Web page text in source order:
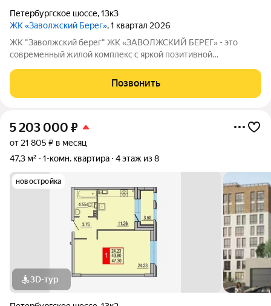
Петербургское шоссе,13к3
ЖК «Заволжский Берег», 1 квартал 2026
ЖК "Заволжский берег" ЖК «ЗАВОЛЖСКИЙ БЕРЕГ» - это
современный жилой комплекс с яркой позитивной
состоящий из пятнадцати 8-этажных секций, которые
образуют три полузамкнутых двора с раскрытием
Позвонить
5 203 000 ₽
от 21 805 ₽ в месяц
47,3 м²
1-комн. квартира 4 этаж из 8
новостройка
3D-тур